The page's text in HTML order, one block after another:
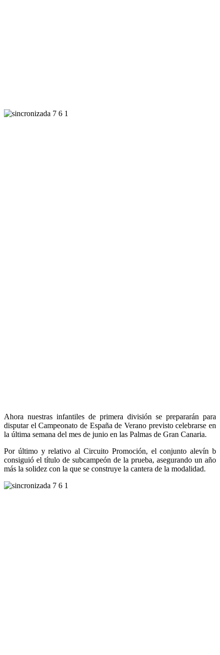
Ahora nuestras infantiles de primera división se prepararán para
disputar el Campeonato de España de Verano previsto celebrarse en
la última semana del mes de junio en las Palmas de Gran Canaria.
Por último y relativo al Circuito Promoción, el conjunto alevín b
consiguió el título de subcampeón de la prueba, asegurando un año
más la solidez con la que se construye la cantera de la modalidad.